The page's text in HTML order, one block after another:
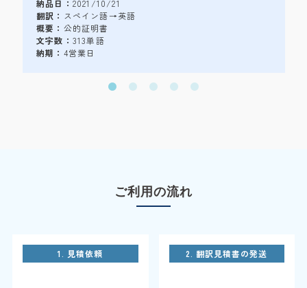
納品日： 2021/10/21
翻訳： スペイン語→英語
概要： 公的証明書
文字数： 313単語
納期： 4営業日
ご利用の流れ
1. 見積依頼 2. 翻訳見積書の発送